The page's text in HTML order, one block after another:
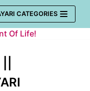
CATEGORIES
Of Life!